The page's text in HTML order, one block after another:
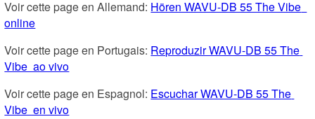
Voir cette page en Allemand: Hören WAVU-DB 55 The Vibe
online
Voir cette page en Portugais: Reproduzir WAVU-DB 55 The
Vibe  ao vivo
Voir cette page en Espagnol: Escuchar WAVU-DB 55 The
Vibe  en vivo